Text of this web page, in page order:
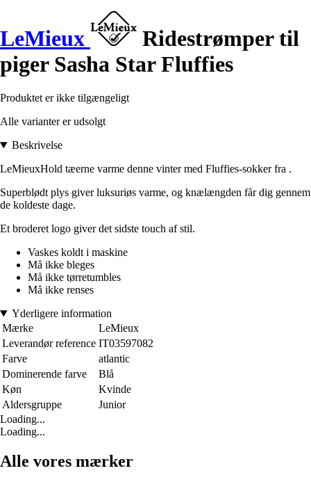
LeMieux
Ridestrømper til
piger Sasha Star Fluffies
Produktet er ikke tilgængeligt
Alle varianter er udsolgt
Beskrivelse
LeMieuxHold tæerne varme denne vinter med Fluffies-sokker fra .
Superblødt plys giver luksuriøs varme, og knælængden får dig gennem
de koldeste dage.
Et broderet logo giver det sidste touch af stil.
Vaskes koldt i maskine
Må ikke bleges
Må ikke tørretumbles
Må ikke renses
Yderligere information
Mærke
LeMieux
Leverandør reference IT03597082
Farve
atlantic
Dominerende farve
Blå
Køn
Kvinde
Aldersgruppe
Junior
Loading...
Loading...
Alle vores mærker